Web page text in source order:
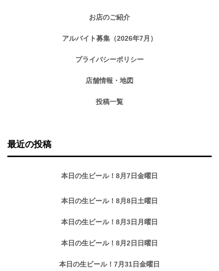
お店のご紹介
アルバイト募集（2026年7月）
プライバシーポリシー
店舗情報・地図
投稿一覧
最近の投稿
本日の生ビール！8月7日金曜日
本日の生ビール！8月8日土曜日
本日の生ビール！8月3日月曜日
本日の生ビール！8月2日日曜日
本日の生ビール！7月31日金曜日